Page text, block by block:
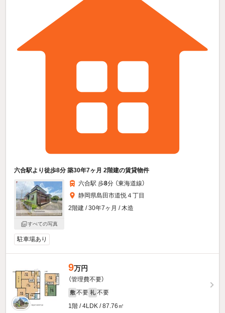
六合駅より徒歩8分 築30年7ヶ月 2階建の賃貸物件
すべての写真
六合駅 歩8分 （東海道線）
静岡県島田市道悦４丁目
2階建 / 30年7ヶ月 / 木造
駐車場あり
9万円
（管理費不要）
敷 不要 礼 不要
1階 / 4LDK / 87.76㎡